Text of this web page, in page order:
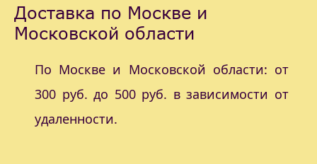
Доставка по Москве и
Московской области
По Москве и Московской области: от
300 руб. до 500 руб. в зависимости от
удаленности.